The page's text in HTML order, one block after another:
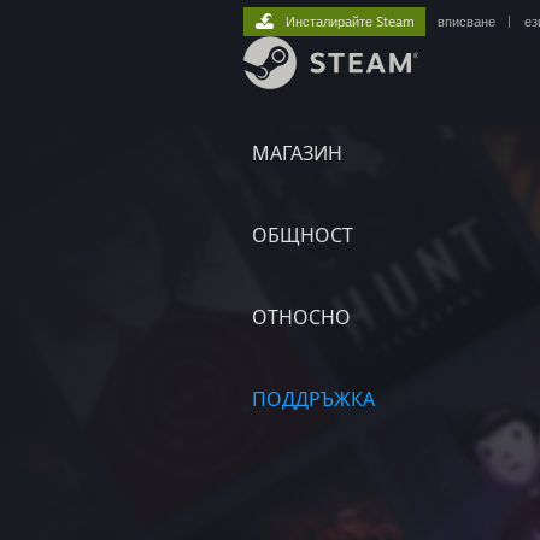
МАГАЗИН
ОБЩНОСТ
ОТНОСНО
ПОДДРЪЖКА
Инсталирайте Steam вписване